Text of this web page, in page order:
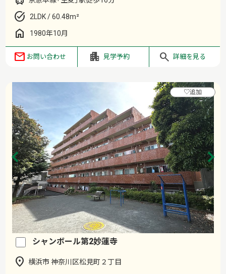
2LDK / 60.48m²
1980年10月
お問い合わせ 見学予約 詳細を見る
シャンボール第2妙蓮寺
横浜市 神奈川区松見町２丁目
♡追加